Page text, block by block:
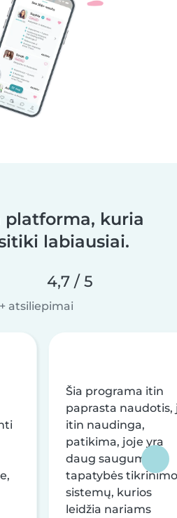
platforma, kuria
labiausiai.
4,7 / 5
atsiliepimai
Šia programa itin
paprasta naudotis,
itin naudinga,
patikima, joje yra
daug saugumo ir
tapatybės tikrinimo
sistemų, kurios
leidžia nariams